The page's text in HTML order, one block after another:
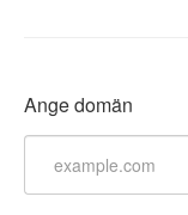
Ange domän